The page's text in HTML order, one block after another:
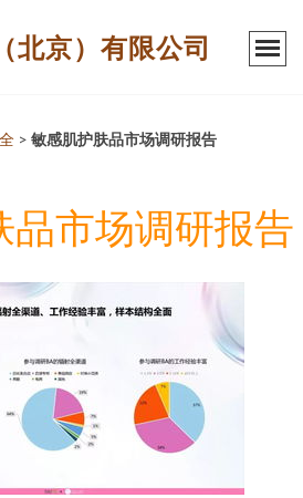
北京）有限公司
> 敏感肌护肤品市场调研报告
品市场调研报告